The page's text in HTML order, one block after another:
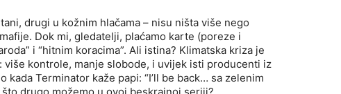
drugi u kožnim hlačama – nisu ništa više nego
Dok mi, gledatelji, plaćamo karte (poreze i
i “hitnim koracima”. Ali istina? Klimatska kriza je
više kontrole, manje slobode, i uvijek isti producenti iz
kada Terminator kaže papi: “I’ll be back… sa zelenim